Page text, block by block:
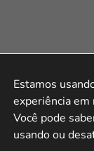
Estamos
experiência em
Você pode
usando ou